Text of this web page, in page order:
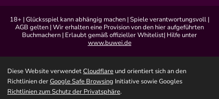
18+ | Glücksspiel kann abhängig machen | Spiele verantwortungsvoll |
AGB gelten | Wir erhalten eine Provision von den hier aufgeführten
Buchmachern | Erlaubt gemäß offizieller Whitelist| Hilfe unter
www.buwei.de
Diese Website verwendetCloudflare und orientiert sich an den
Richtlinien derGoogle Safe Browsing Initiative sowie Googles
Richtlinien zum Schutz der Privatsphäre.